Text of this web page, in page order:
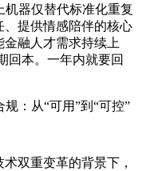
器仅替代标准化重复
、提供情感陪伴的核心
融人才需求持续上
回本。一年内就要回
：从“可用”到“可控”
双重变革的背景下，